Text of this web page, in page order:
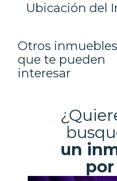
Ubicación del
Otros inmuebles
que te pueden
interesar
un